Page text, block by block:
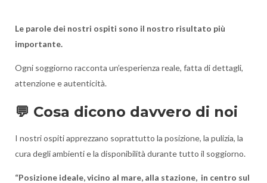
Le parole dei nostri ospiti sono il nostro risultato più
importante.
Ogni soggiorno racconta un’esperienza reale, fatta di dettagli,
attenzione e autenticità.
💬 Cosa dicono davvero di noi
I nostri ospiti apprezzano soprattutto la posizione, la pulizia, la
cura degli ambienti e la disponibilità durante tutto il soggiorno.
“Posizione ideale, vicino al mare, alla stazione, in centro sul